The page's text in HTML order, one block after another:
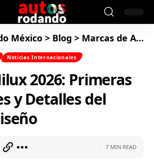
México > Blog > Marcas de Autos
Noticias Internacionales
2026: Primeras
y Detalles del
7 MIN READ